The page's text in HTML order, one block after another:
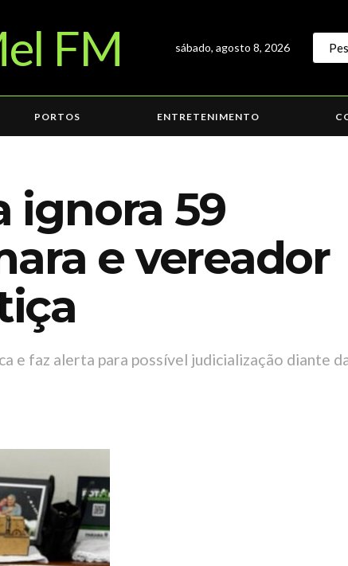
sábado, agosto 8, 2026
PORTOS ENTRETENIMENTO
ignora 59
e vereador
e faz alerta para possível judicialização diante